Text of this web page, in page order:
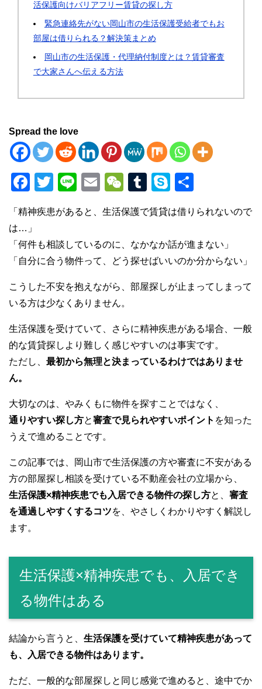
活保護向けバリアフリー賃貸の探し方
緊急連絡先がない岡山市の生活保護受給者でもお
部屋は借りられる？解決策まとめ
岡山市の生活保護・代理納付制度とは？賃貸審査
で大家さんへ伝える方法
Spread the love
F
a
c
e
b
o
k
T
tt
er
Li
e
E
m
ail
W
C
h
at
T
m
bl
r
S
p
e
「精神疾患があると、生活保護で賃貸は借りられないので
は…」
「何件も相談しているのに、なかなか話が進まない」
「自分に合う物件って、どう探せばいいのか分からない」
こうした不安を抱えながら、部屋探しが止まってしまって
いる方は少なくありません。
生活保護を受けていて、さらに精神疾患がある場合、一般
的な賃貸探しより難しく感じやすいのは事実です。
ただし、 最初から無理と決まっているわけではありませ
ん。
大切なのは、やみくもに物件を探すことではなく、
通りやすい探し方と審査で見られやすいポイント を知った
うえで進めることです。
この記事では、岡山市で生活保護の方や審査に不安がある
方の部屋探し相談を受けている不動産会社の立場から、
生活保護×精神疾患でも入居できる物件の探し方と、 審査
を通過しやすくするコツを、やさしくわかりやすく解説し
ます。
生活保護×精神疾患でも、入居でき
る物件はある
結論から言うと、 生活保護を受けていて精神疾患があって
も、入居できる物件はあります。
ただ、一般的な部屋探しと同じ感覚で進めると、途中でか